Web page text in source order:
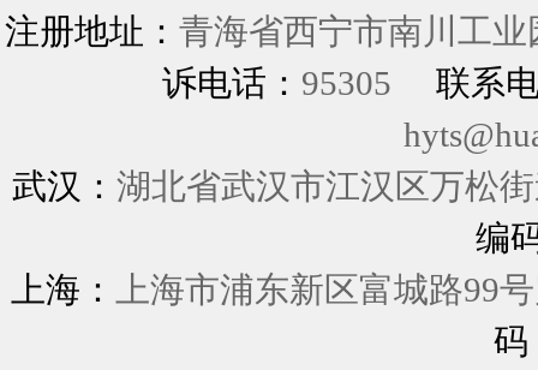
注册地址： 青海省西宁市南川工
诉电话： 95305
联系
武汉： 湖北省武汉市江汉区万松
编
上海：
上海市浦东新区富
码